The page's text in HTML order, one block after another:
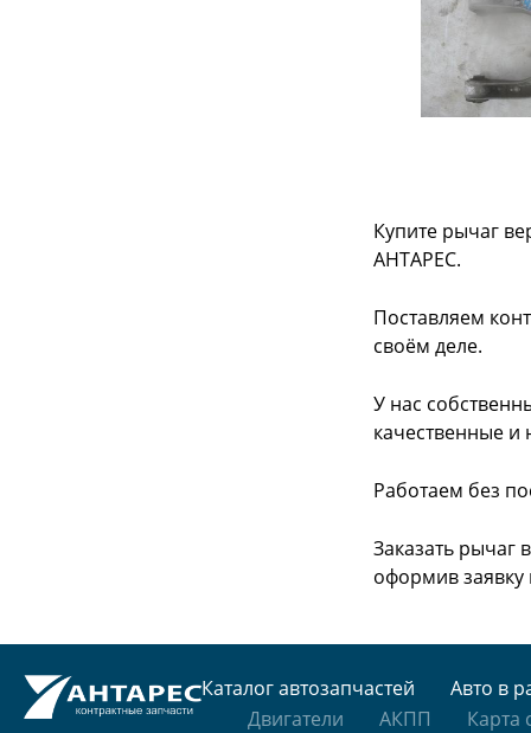
Купите рычаг
АНТАРЕС.
Поставляем
своём деле.
У нас
качественные и
Работаем без
Заказать рычаг
оформив заявку
Каталог автозапчастей
Авто в
Двигатели
АКПП Карта